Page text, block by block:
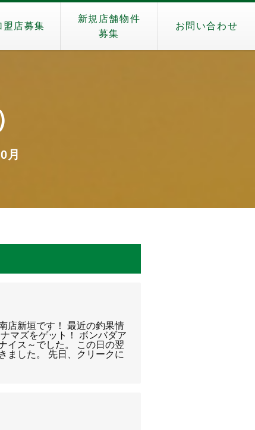
盟店募集
新規店舗物件
募集
お問い合わせ
月
店新垣です！ 最近の釣果情
マズをゲット！ ボンバダア
イス～でした。 この日の翌
ました。 先日、クリークに